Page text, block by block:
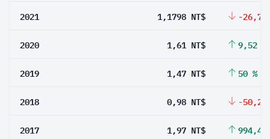
2021 1,1798 NT$ -26,72
2020 1,61 NT$ 9,52 %
2019 1,47 NT$ 50 %
2018 0,98 NT$ -50,25
2017 1,97 NT$ 994,44